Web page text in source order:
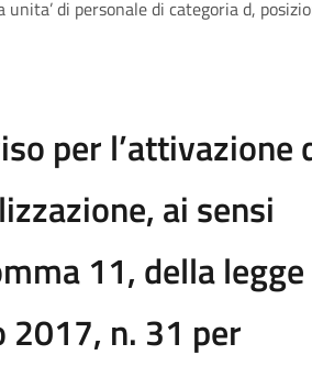
di personale di categoria d,
per l’attivazione
ai sensi
11, della legge
2017, n. 31 per